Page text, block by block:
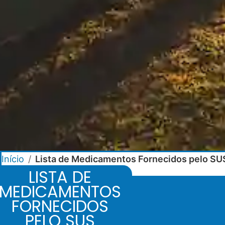
Início / Lista de Medicamentos Fornecidos pelo
LISTA DE
FORNECIDOS